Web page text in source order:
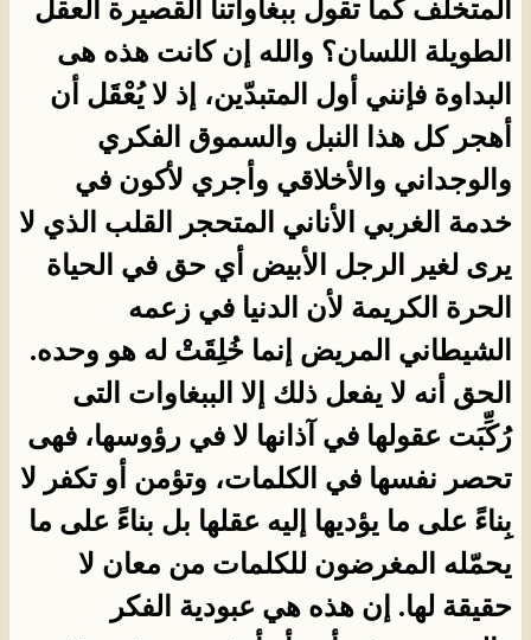
المتخلف كما تقول ببغاواتنا القصيرة العقل
الطويلة اللسان؟ والله إن كانت هذه هى
البداوة فإنني أول المتبدّين، إذ لا يُعْقَل أن
أهجر كل هذا النبل والسموق الفكري
والوجداني والأخلاقي وأجري لأكون في
خدمة الغربي الأناني المتحجر القلب الذي لا
يرى لغير الرجل الأبيض أي حق في الحياة
الحرة الكريمة لأن الدنيا في زعمه
الشيطاني المريض إنما خُلِقَتْ له هو وحده.
الحق أنه لا يفعل ذلك إلا الببغاوات التى
رُكِّبَت عقولها في آذانها لا في رؤوسها، فهى
تحصر نفسها في الكلمات، وتؤمن أو تكفر لا
بِناءً على ما يؤديها إليه عقلها بل بناءً على ما
يحمّله المغرضون للكلمات من معان لا
حقيقة لها. إن هذه هي عبودية الفكر